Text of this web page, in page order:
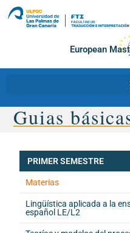
European
Guias
PRIMER SEMESTRE
Materias
Lingüística aplicada a la
español LE/L2